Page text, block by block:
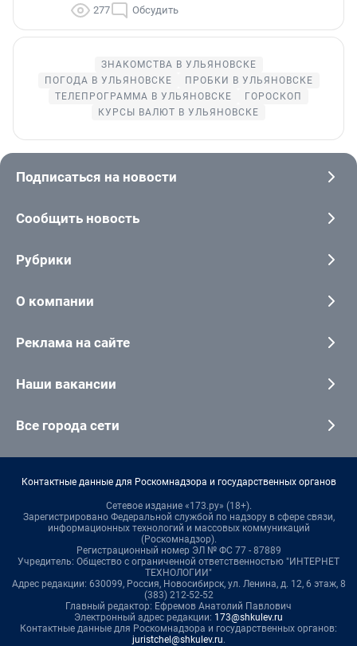
277 Обсудить
ЗНАКОМСТВА В УЛЬЯНОВСКЕ
ПОГОДА В УЛЬЯНОВСКЕ
ПРОБКИ В УЛЬЯНОВСКЕ
ТЕЛЕПРОГРАММА В УЛЬЯНОВСКЕ
ГОРОСКОП
КУРСЫ ВАЛЮТ В УЛЬЯНОВСКЕ
Подписаться на новости
Сообщить новость
Рубрики
О компании
Реклама на сайте
Наши вакансии
Все города сети
Контактные данные для Роскомнадзора и государственных органов
Сетевое издание «173.ру» (18+).
Зарегистрировано Федеральной службой по надзору в сфере связи,
информационных технологий и массовых коммуникаций
(Роскомнадзор).
Регистрационный номер ЭЛ № ФС 77 - 87889
Учредитель: Общество с ограниченной ответственностью "ИНТЕРНЕТ
ТЕХНОЛОГИИ"
Адрес редакции: 630099, Россия, Новосибирск, ул. Ленина, д. 12, 6 этаж, 8
(383) 212-52-52
Главный редактор: Ефремов Анатолий Павлович
Электронный адрес редакции: 173@shkulev.ru
Контактные данные для Роскомнадзора и государственных органов:
juristchel@shkulev.ru.